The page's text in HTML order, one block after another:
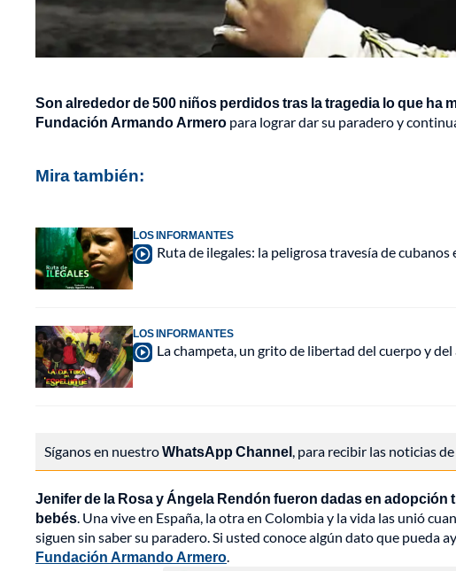
Son alrededor de 500 niños perdidos tras la tragedia lo que ha
Fundación Armando Armero para lograr dar su paradero y
Mira también:
LOS INFORMANTES
Ruta de ilegales: la peligrosa travesía de
LOS INFORMANTES
La champeta, un grito de libertad del cuerpo y del
Síganos en nuestroWhatsApp Channel , para recibir las noticias
Jenifer de la Rosa y Ángela Rendón fueron dadas en
bebés . Una vive en España, la otra en Colombia y la vida las unió
siguen sin saber su paradero. Si usted conoce algún dato que pueda
Fundación Armando Armero